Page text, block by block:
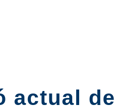
actual de